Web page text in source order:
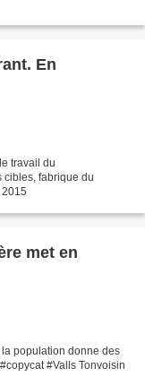
En
travail du
cibles, fabrique du
met en
population donne des
#Valls Tonvoisin